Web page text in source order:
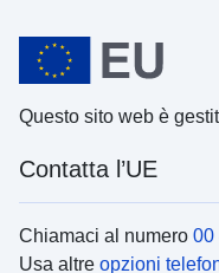
Questo sito web è
Contatta l’UE
Chiamaci al numero 00
Usa altre opzioni